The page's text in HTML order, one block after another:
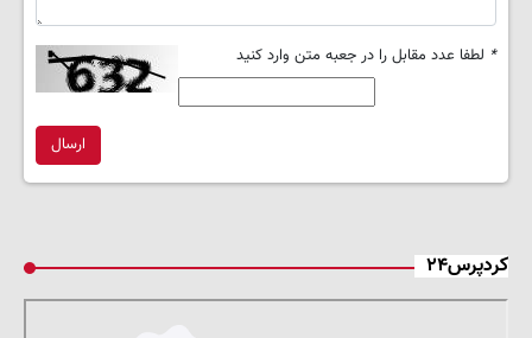
* لطفا عدد مقابل را در جعبه متن وارد کنید
ارسال
کردپرس۲۴